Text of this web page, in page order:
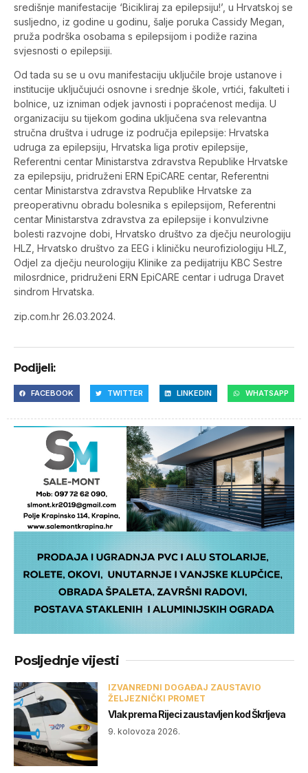
središnje manifestacije ‘Bicikliraj za epilepsiju!’, u Hrvatskoj se
susljedno, iz godine u godinu, šalje poruka Cassidy Megan,
pruža podrška osobama s epilepsijom i podiže razina
svjesnosti o epilepsiji.
Od tada su se u ovu manifestaciju uključile broje ustanove i
institucije uključujući osnovne i srednje škole, vrtići, fakulteti i
bolnice, uz izniman odjek javnosti i popraćenost medija. U
organizaciju su tijekom godina uključena sva relevantna
stručna društva i udruge iz područja epilepsije: Hrvatska
udruga za epilepsiju, Hrvatska liga protiv epilepsije,
Referentni centar Ministarstva zdravstva Republike Hrvatske
za epilepsiju, pridruženi ERN EpiCARE centar, Referentni
centar Ministarstva zdravstva Republike Hrvatske za
preoperativnu obradu bolesnika s epilepsijom, Referentni
centar Ministarstva zdravstva za epilepsije i konvulzivne
bolesti razvojne dobi, Hrvatsko društvo za dječju neurologiju
HLZ, Hrvatsko društvo za EEG i kliničku neurofiziologiju HLZ,
Odjel za dječju neurologiju Klinike za pedijatriju KBC Sestre
milosrdnice, pridruženi ERN EpiCARE centar i udruga Dravet
sindrom Hrvatska.
zip.com.hr 26.03.2024.
Podijeli:
FACEBOOK TWITTER LINKEDIN WHATSAPP
Posljednje vijesti
IZVANREDNI DOGAĐAJ ZAUSTAVIO
ŽELJEZNIČKI PROMET
Vlak prema Rijeci zaustavljen kod Škrljeva
9. kolovoza 2026.